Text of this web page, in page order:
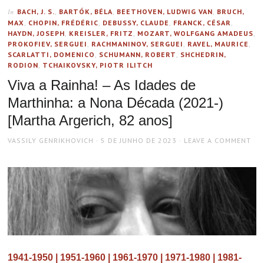
In BACH, J. S., BARTÓK, BÉLA, BEETHOVEN, LUDWIG VAN, BRUCH,
MAX, CHOPIN, FRÉDÉRIC, DEBUSSY, CLAUDE , FRANCK, CÉSAR,
HAYDN, JOSEPH, KREISLER, FRITZ , MOZART, WOLFGANG AMADEUS,
PROKOFIEV, SERGUEI , RACHMANINOV, SERGUEI , RAVEL, MAURICE ,
SCARLATTI, DOMENICO , SCHUMANN, ROBERT , SHCHEDRIN,
RODION, TCHAIKOVSKY, PIOTR ILITCH
Viva a Rainha! – As Idades de
Marthinha: a Nona Década (2021-)
[Martha Argerich, 82 anos]
AUTHOR
VASSILY GENRIKHOVICH
POSTED
5 DE JUNHO DE 2023 LEAVE A COMMENT
1941-1950 1951-1960 1961-1970 1971-1980
1981-